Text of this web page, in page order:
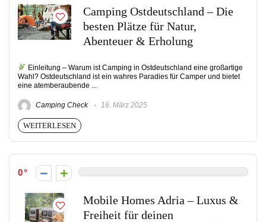
Camping Ostdeutschland – Die
besten Plätze für Natur,
Abenteuer & Erholung
Einleitung – Warum ist Camping in Ostdeutschland eine großartige
Wahl? Ostdeutschland ist ein wahres Paradies für Camper und bietet
eine atemberaubende ...
Camping Check 16. März 2025
WEITERLESEN
0
Mobile Homes Adria – Luxus &
Freiheit für deinen